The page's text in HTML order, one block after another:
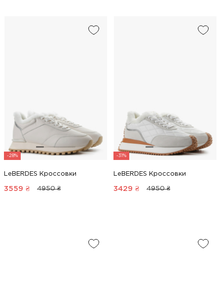
-28%
LeBERDES Кроссовки
3559 ₴ 4950 ₴
-31%
LeBERDES Кроссовки
3429 ₴ 4950 ₴